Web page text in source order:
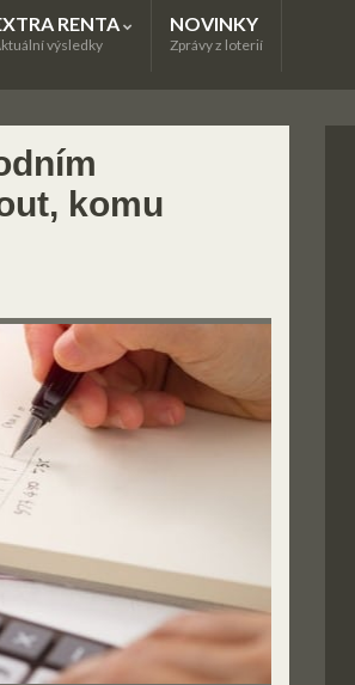
RENTA
výsledky
NOVINKY
Zprávy z loterií
komu